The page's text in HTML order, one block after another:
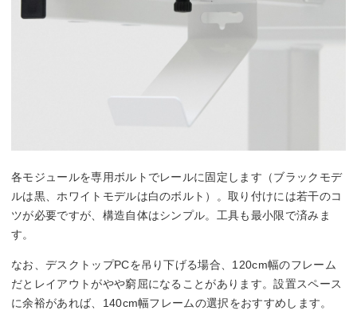
各モジュールを専用ボルトでレールに固定します（ブラックモデ
ルは黒、ホワイトモデルは白のボルト）。取り付けには若干のコ
ツが必要ですが、構造自体はシンプル。工具も最小限で済みま
す。
なお、デスクトップPCを吊り下げる場合、120cm幅のフレーム
だとレイアウトがやや窮屈になることがあります。設置スペース
に余裕があれば、140cm幅フレームの選択をおすすめします。